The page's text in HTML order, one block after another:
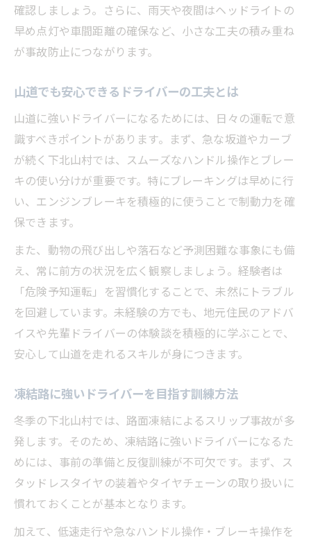
確認しましょう。さらに、雨天や夜間はヘッドライトの
早め点灯や車間距離の確保など、小さな工夫の積み重ね
が事故防止につながります。
山道でも安心できるドライバーの工夫とは
山道に強いドライバーになるためには、日々の運転で意
識すべきポイントがあります。まず、急な坂道やカーブ
が続く下北山村では、スムーズなハンドル操作とブレー
キの使い分けが重要です。特にブレーキングは早めに行
い、エンジンブレーキを積極的に使うことで制動力を確
保できます。
また、動物の飛び出しや落石など予測困難な事象にも備
え、常に前方の状況を広く観察しましょう。経験者は
「危険予知運転」を習慣化することで、未然にトラブル
を回避しています。未経験の方でも、地元住民のアドバ
イスや先輩ドライバーの体験談を積極的に学ぶことで、
安心して山道を走れるスキルが身につきます。
凍結路に強いドライバーを目指す訓練方法
冬季の下北山村では、路面凍結によるスリップ事故が多
発します。そのため、凍結路に強いドライバーになるた
めには、事前の準備と反復訓練が不可欠です。まず、ス
タッドレスタイヤの装着やタイヤチェーンの取り扱いに
慣れておくことが基本となります。
加えて、低速走行や急なハンドル操作・ブレーキ操作を